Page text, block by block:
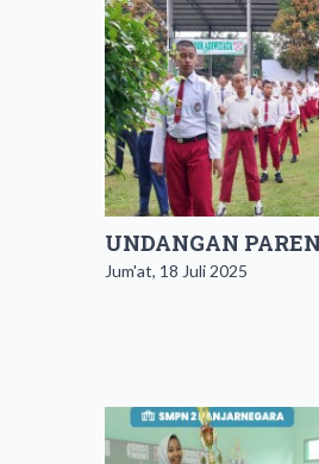
UNDANGAN
Jum'at, 18 Juli 2025